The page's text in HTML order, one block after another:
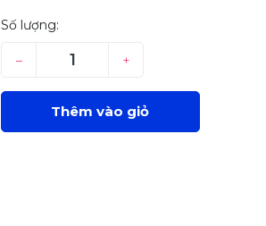
Số lượng:
– +
Thêm vào giỏ